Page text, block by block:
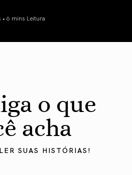
6 mins Leitura
o que
acha
SUAS HISTÓRIAS!